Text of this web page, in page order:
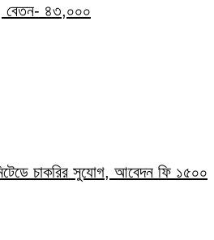
বেতন- ৪৩,০০০
চাকরির সুযোগ, আবেদন ফি ১৫০০